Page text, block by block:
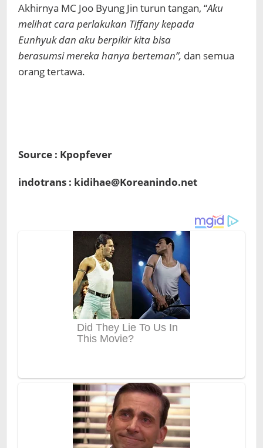
Akhirnya MC Joo Byung Jin turun tangan, “Aku
melihat cara perlakukan Tiffany kepada
Eunhyuk dan aku berpikir kita bisa
berasumsi mereka hanya berteman”, dan semua
orang tertawa.
Source : Kpopfever
indotrans : kidihae@Koreanindo.net